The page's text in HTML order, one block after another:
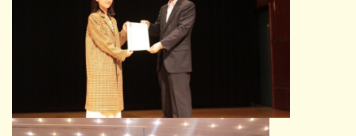
講座與研討會
獎學金及學術補助
高中生專區